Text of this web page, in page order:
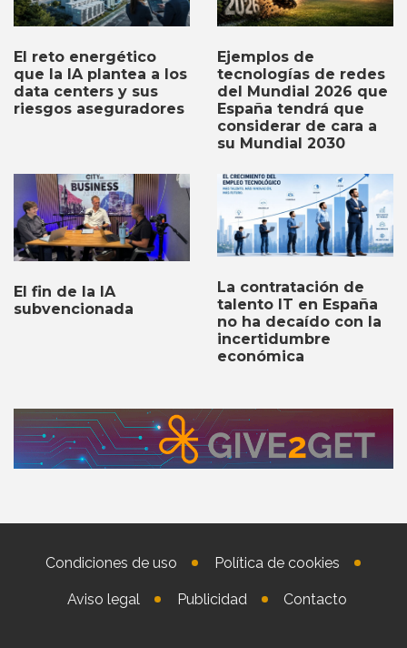
El reto energético
que la IA plantea a los
data centers y sus
riesgos aseguradores
Ejemplos de
tecnologías de redes
del Mundial 2026 que
España tendrá que
considerar de cara a
su Mundial 2030
El fin de la IA
subvencionada
La contratación de
talento IT en España
no ha decaído con la
incertidumbre
económica
Condiciones de uso Política de cookies
Aviso legal Publicidad Contacto